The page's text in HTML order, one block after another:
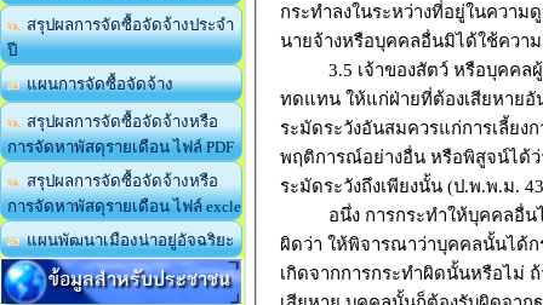
สรุปผลการจัดซื้อจัดจ้างประจำ
ปี
แผนการจัดซื้อจัดจ้าง
สรุปผลการจัดซื้อจัดจ้างหรือ
การจัดหาพัสดุรายเดือน ไฟล์ PDF
สรุปผลการจัดซื้อจัดจ้างหรือ
การจัดหาพัสดุรายเดือน ไฟล์ excle
แผนพัฒนาเมืองน่าอยู่อัจฉริยะ
ข้อมูลสำหรับประชาชน
กระทำลงในระหว่างที่อยู่ในควา
นายจ้างหรือบุคคลอื่นมิได้ใช้ควา
3.5 เจ้าของสัตว์ หรือบุคคลผู้รั
ทดแทน ให้แก่ฝ่ายที่ต้องเสียหายอั
ระมัดระวังอันสมควรแก่การเลี้ย
พฤติการณ์อย่างอื่น หรือพิสูจน์ได้
ระมัดระวังถึงเพียงนั้น (ป.พ.พ.ม.
อนึ่ง การกระทำให้บุคคลอื่นไ
ผิดว่า ให้พิจารณาว่าบุคคลนั้นได้
เกิดจากการกระทำผิดนั้นหรือไม่